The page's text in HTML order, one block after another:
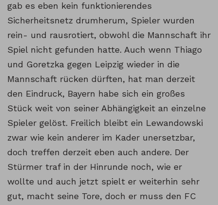
gab es eben kein funktionierendes
Sicherheitsnetz drumherum, Spieler wurden
rein- und rausrotiert, obwohl die Mannschaft ihr
Spiel nicht gefunden hatte. Auch wenn Thiago
und Goretzka gegen Leipzig wieder in die
Mannschaft rücken dürften, hat man derzeit
den Eindruck, Bayern habe sich ein großes
Stück weit von seiner Abhängigkeit an einzelne
Spieler gelöst. Freilich bleibt ein Lewandowski
zwar wie kein anderer im Kader unersetzbar,
doch treffen derzeit eben auch andere. Der
Stürmer traf in der Hinrunde noch, wie er
wollte und auch jetzt spielt er weiterhin sehr
gut, macht seine Tore, doch er muss den FC